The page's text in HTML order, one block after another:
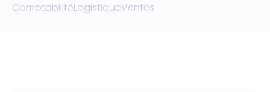
ComptabilitéLogistiqueVentes